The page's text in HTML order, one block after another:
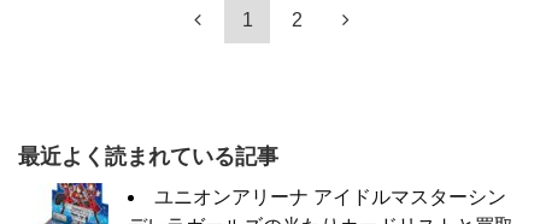
1 2
最近よく読まれている記事
ユニオンアリーナ アイドルマスターシン